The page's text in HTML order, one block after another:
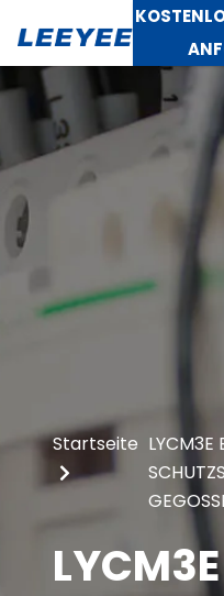
Startseite LYCM3E
LYCM3E